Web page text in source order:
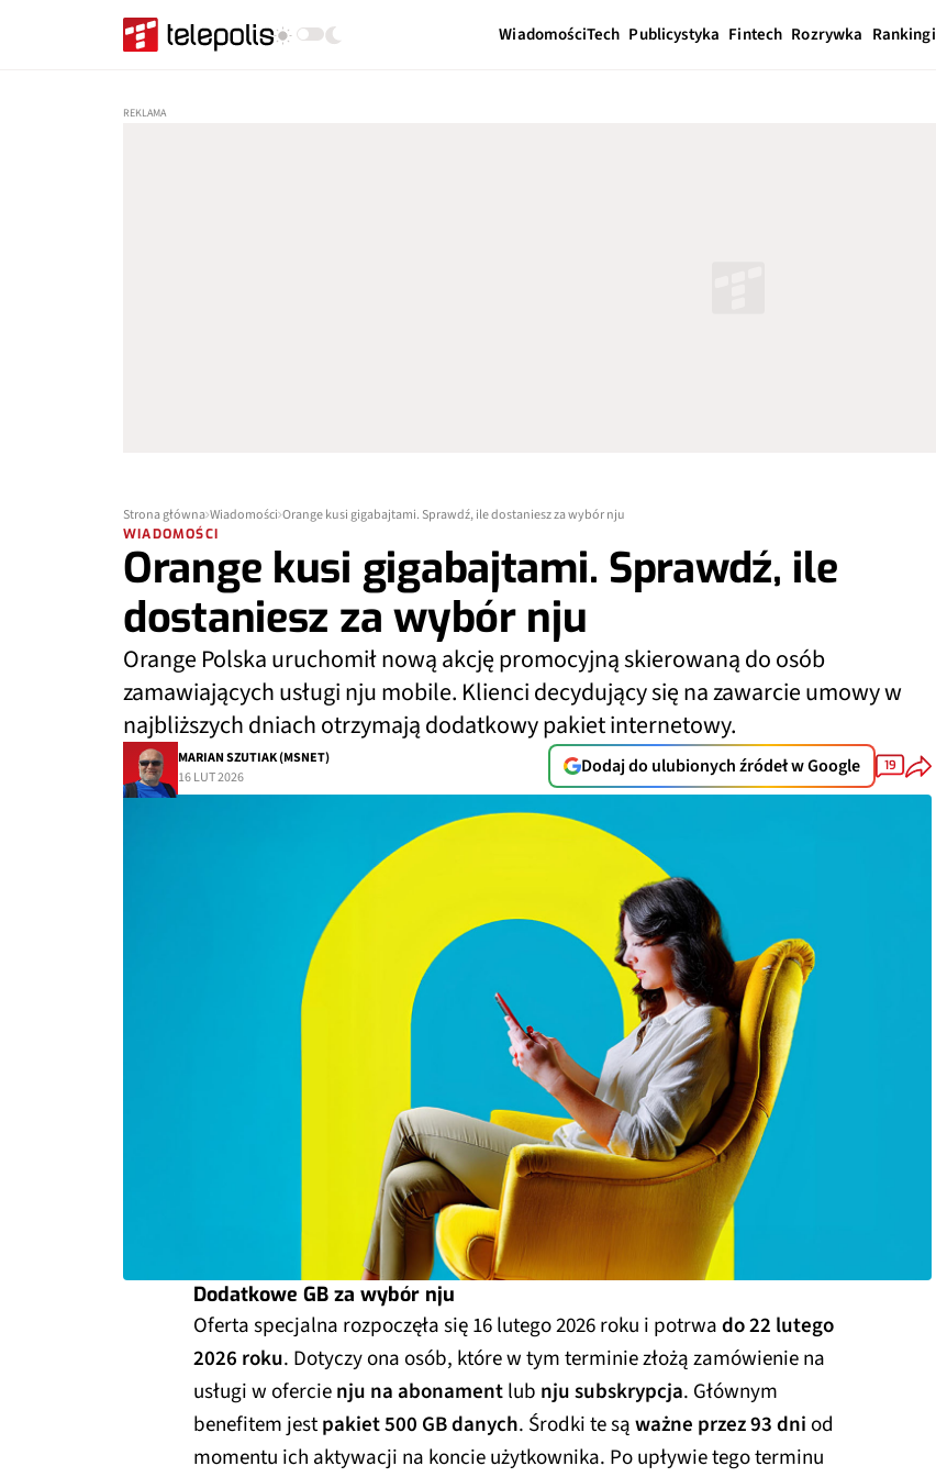
WiadomościTech Publicystyka Fintech Rozrywka Rankingi
Strona główna Wiadomości Orange kusi gigabajtami. Sprawdź, ile dostaniesz za wybór nju
WIADOMOŚCI
Orange kusi gigabajtami. Sprawdź, ile
dostaniesz za wybór nju
Orange Polska uruchomił nową akcję promocyjną skierowaną do osób
zamawiających usługi nju mobile. Klienci decydujący się na zawarcie umowy w
najbliższych dniach otrzymają dodatkowy pakiet internetowy.
MARIAN SZUTIAK (MSNET)
16 LUT 2026
Dodaj do ulubionych źródeł w Google 19
Dodatkowe GB za wybór nju
Oferta specjalna rozpoczęła się 16 lutego 2026 roku i potrwado 22 lutego
2026 roku. Dotyczy ona osób, które w tym terminie złożą zamówienie na
usługi w ofercienju na abonamentlub nju subskrypcja. Głównym
benefitem jestpakiet 500 GB danych. Środki te sąważne przez 93 dniod
momentu ich aktywacji na koncie użytkownika. Po upływie tego terminu